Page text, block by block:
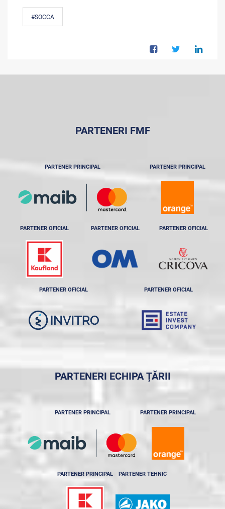
#SOCCA
PARTENERI FMF
PARTENER PRINCIPAL PARTENER PRINCIPAL
PARTENER OFICIAL PARTENER OFICIAL PARTENER OFICIAL
PARTENER OFICIAL PARTENER OFICIAL
PARTENERI ECHIPA ȚĂRII
PARTENER PRINCIPAL PARTENER PRINCIPAL
PARTENER PRINCIPAL PARTENER TEHNIC